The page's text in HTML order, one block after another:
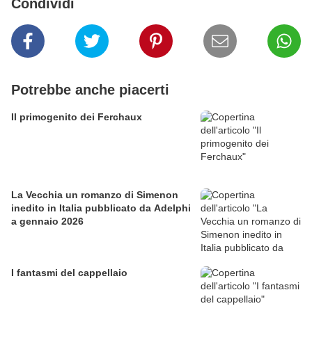
Condividi
Potrebbe anche piacerti
Il primogenito dei Ferchaux
La Vecchia un romanzo di Simenon
inedito in Italia pubblicato da Adelphi
a gennaio 2026
I fantasmi del cappellaio